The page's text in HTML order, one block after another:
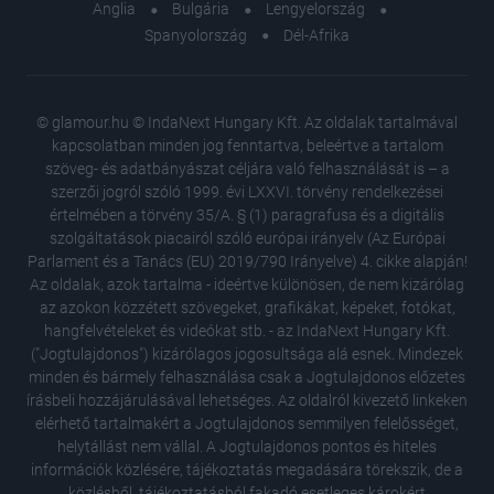
Anglia
Bulgária
Lengyelország
Spanyolország
Dél-Afrika
© glamour.hu © IndaNext Hungary Kft. Az oldalak tartalmával
kapcsolatban minden jog fenntartva, beleértve a tartalom
szöveg- és adatbányászat céljára való felhasználását is – a
szerzői jogról szóló 1999. évi LXXVI. törvény rendelkezései
értelmében a törvény 35/A. § (1) paragrafusa és a digitális
szolgáltatások piacairól szóló európai irányelv (Az Európai
Parlament és a Tanács (EU) 2019/790 Irányelve) 4. cikke alapján!
Az oldalak, azok tartalma - ideértve különösen, de nem kizárólag
az azokon közzétett szövegeket, grafikákat, képeket, fotókat,
hangfelvételeket és videókat stb. - az IndaNext Hungary Kft.
("Jogtulajdonos") kizárólagos jogosultsága alá esnek. Mindezek
minden és bármely felhasználása csak a Jogtulajdonos előzetes
írásbeli hozzájárulásával lehetséges. Az oldalról kivezető linkeken
elérhető tartalmakért a Jogtulajdonos semmilyen felelősséget,
helytállást nem vállal. A Jogtulajdonos pontos és hiteles
információk közlésére, tájékoztatás megadására törekszik, de a